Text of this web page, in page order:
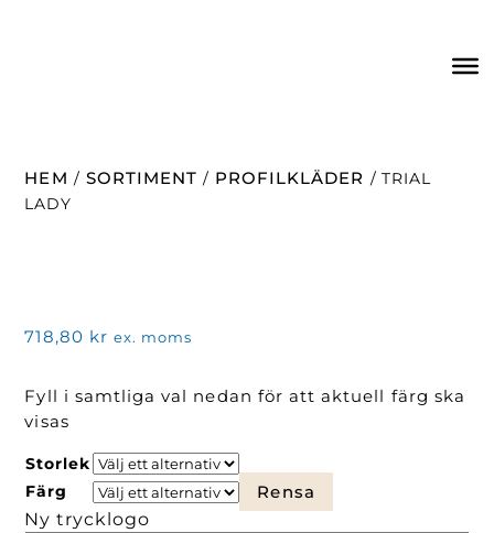
HEM / SORTIMENT / PROFILKLÄDER / TRIAL
LADY
718,80 kr ex. moms
Fyll i samtliga val nedan för att aktuell färg ska
visas
Storlek
Färg
Rensa
Ny trycklogo